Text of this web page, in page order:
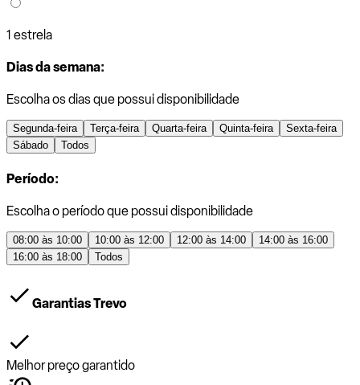
1 estrela
Dias da semana:
Escolha os dias que possui disponibilidade
Segunda-feira Terça-feira Quarta-feira Quinta-feira
Sexta-feira
Sábado
Todos
Período:
Escolha o período que possui disponibilidade
08:00 às 10:00 10:00 às 12:00 12:00 às 14:00
14:00 às 16:00
16:00 às 18:00
Todos
Garantias Trevo
Melhor preço garantido